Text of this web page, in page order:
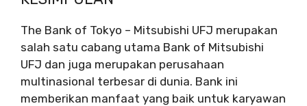
The Bank of Tokyo – Mitsubishi UFJ merupakan
salah satu cabang utama Bank of Mitsubishi
UFJ dan juga merupakan perusahaan
multinasional terbesar di dunia. Bank ini
memberikan manfaat yang baik untuk karyawan